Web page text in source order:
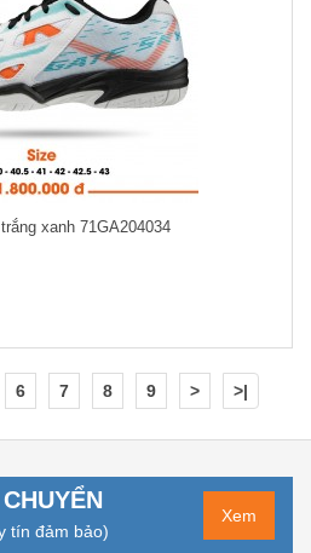
xanh 71GA204034
6 7 8 9 > >|
tín đảm bảo)
Xem